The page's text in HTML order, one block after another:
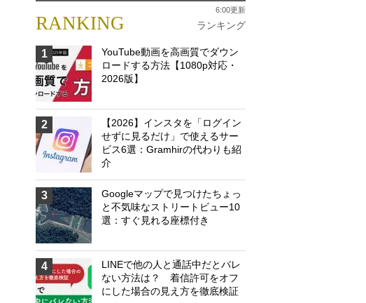
RANKING ランキング
6:00更新
1
YouTube動画を高画質でダウン
ロードする方法【1080p対応・
2026版】
2
【2026】インスタを「ログイン
せずに見るだけ」で使えるサー
ビス6選：Gramhirの代わりも紹
介
3
Googleマップで見つけたちょっ
と不気味なストリートビュー10
選：すぐ見れる座標付き
4
LINEで他の人と通話中だとバレ
ない方法は？ 着信許可をオフ
にした場合の見え方を徹底検証